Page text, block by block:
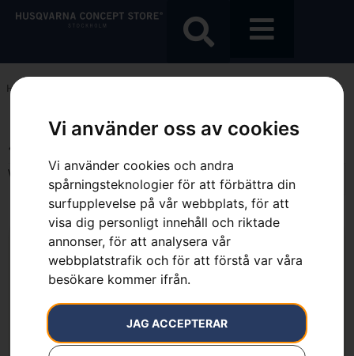
Vi använder oss av cookies
Vi använder cookies och andra
spårningsteknologier för att förbättra din
surfupplevelse på vår webbplats, för att
visa dig personligt innehåll och riktade
annonser, för att analysera vår
webbplatstrafik och för att förstå var våra
besökare kommer ifrån.
JAG ACCEPTERAR
Hem
5.0 Ah
Visar alla 3 resultat